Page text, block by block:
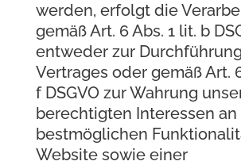
werden, erfolgt die
gemäß Art. 6 Abs. 1 lit. b
entweder zur
Vertrages oder gemäß Art.
f DSGVO zur Wahrung
berechtigten Interessen an
bestmöglichen
Website sowie einer